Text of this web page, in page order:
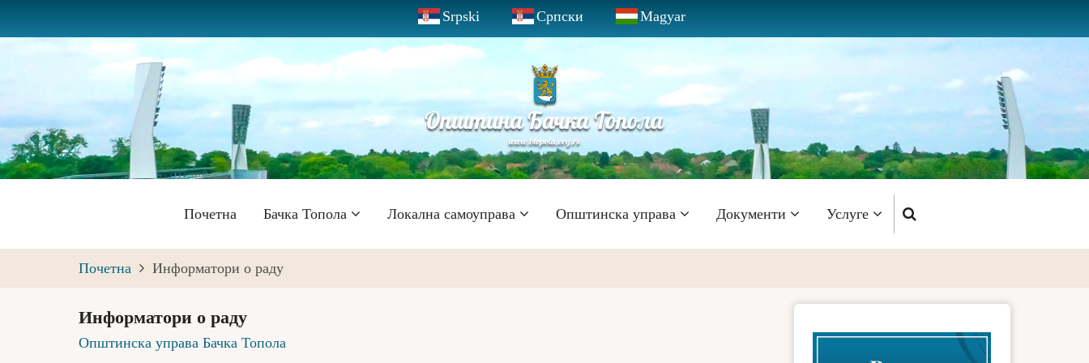
to
main
content
Srpski Српски Magyar
Главна
навигација
Почетна Бачка Топола Локална самоуправа Општинска управа Документи Услуге
Почетна Информатори о раду
Информатори о раду
Општинска управа Бачка Топола